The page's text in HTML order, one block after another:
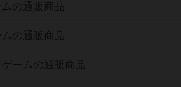
の通販商品
の通販商品
ームの通販商品